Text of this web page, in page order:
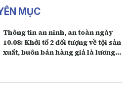
MỤC
Thông tin an ninh, an toàn ngày
10.08: Khởi tố 2 đối tượng về tội sản
xuất, buôn bán hàng giả là lương